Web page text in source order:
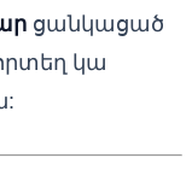
ցանկացած
կա